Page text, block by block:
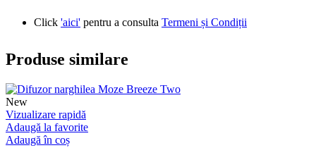
Click 'aici' pentru a consulta Termeni și Condiții
Produse similare
New
Vizualizare rapidă
Adaugă la favorite
Adaugă în coș